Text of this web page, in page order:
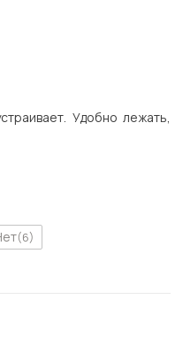
Удобно лежать,
(6)